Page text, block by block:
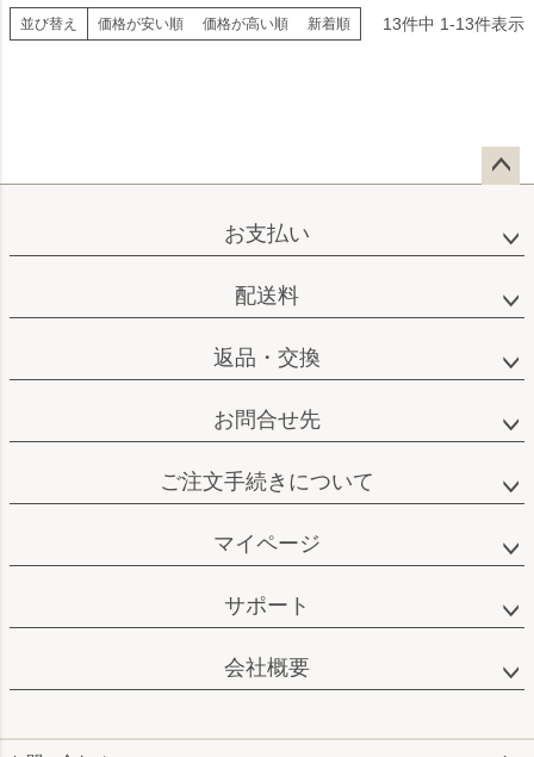
並び替え 価格が安い順 価格が高い順 新着順 13件中 1-13件表示
ップ
お支払い
配送料
返品・交換
お問合せ先
ご注文手続きについて
マイページ
サポート
会社概要